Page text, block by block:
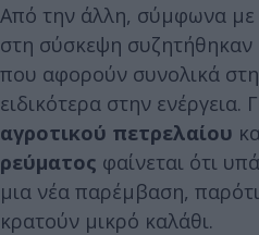
Από την άλλη, σύμφωνα με
στη σύσκεψη συζητήθηκαν
που αφορούν συνολικά
ειδικότερα στην ενέργεια.
αγροτικού πετρελαίου
ρεύματος φαίνεται ότι
μια νέα παρέμβαση,
κρατούν μικρό καλάθι.